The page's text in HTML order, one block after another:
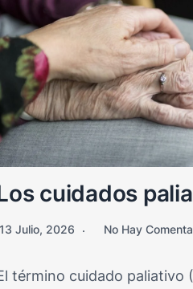
enfermedad
la infancia